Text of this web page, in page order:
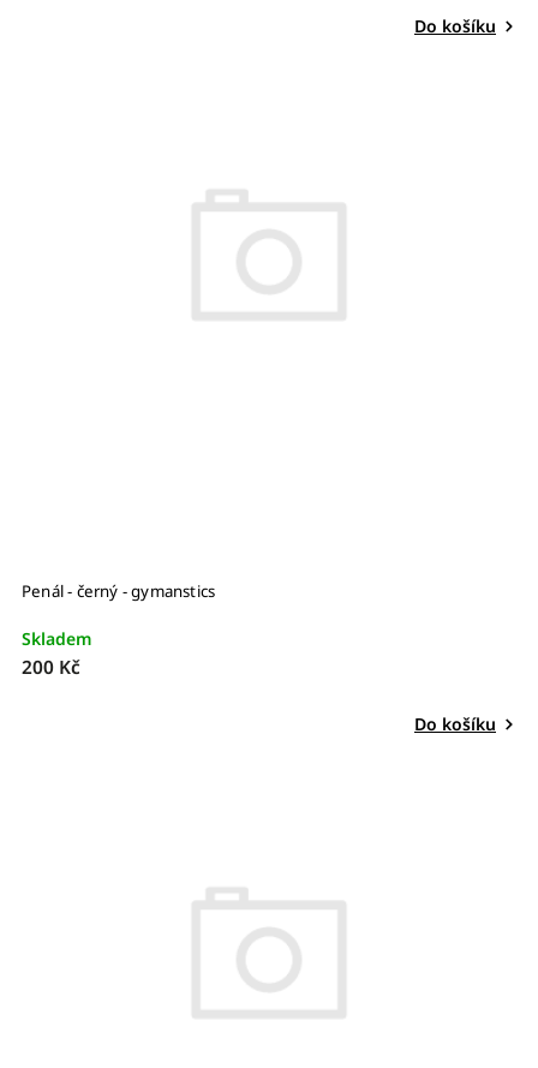
Do košíku
Penál - černý - gymanstics
Skladem
200 Kč
Do košíku